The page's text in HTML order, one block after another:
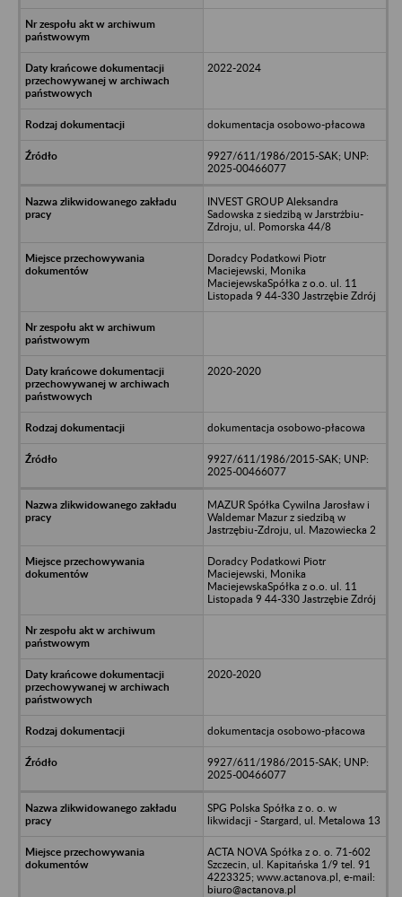
2022-2024
dokumentacja osobowo-płacowa
9927/611/1986/2015-SAK; UNP:
2025-00466077
INVEST GROUP Aleksandra
Sadowska z siedzibą w Jarstrżbiu-
Zdroju, ul. Pomorska 44/8
Doradcy Podatkowi Piotr
Maciejewski, Monika
MaciejewskaSpółka z o.o. ul. 11
Listopada 9 44-330 Jastrzębie Zdrój
2020-2020
dokumentacja osobowo-płacowa
9927/611/1986/2015-SAK; UNP:
2025-00466077
MAZUR Spółka Cywilna Jarosław i
Waldemar Mazur z siedzibą w
Jastrzębiu-Zdroju, ul. Mazowiecka 2
Doradcy Podatkowi Piotr
Maciejewski, Monika
MaciejewskaSpółka z o.o. ul. 11
Listopada 9 44-330 Jastrzębie Zdrój
2020-2020
dokumentacja osobowo-płacowa
9927/611/1986/2015-SAK; UNP:
2025-00466077
SPG Polska Spółka z o. o. w
likwidacji - Stargard, ul. Metalowa 13
ACTA NOVA Spółka z o. o. 71-602
Szczecin, ul. Kapitańska 1/9 tel. 91
4223325; www.actanova.pl, e-mail:
biuro@actanova.pl